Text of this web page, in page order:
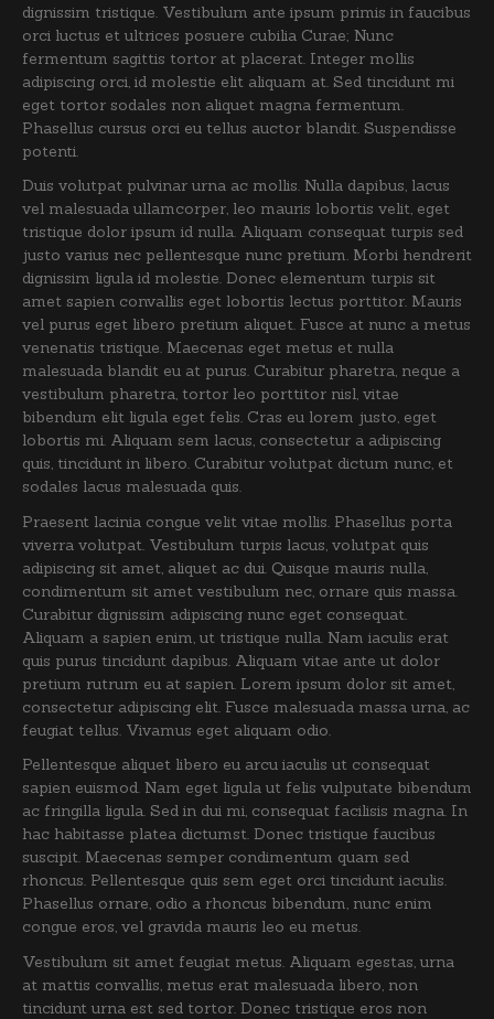
dignissim tristique. Vestibulum ante ipsum primis in faucibus
orci luctus et ultrices posuere cubilia Curae; Nunc
fermentum sagittis tortor at placerat. Integer mollis
adipiscing orci, id molestie elit aliquam at. Sed tincidunt mi
eget tortor sodales non aliquet magna fermentum.
Phasellus cursus orci eu tellus auctor blandit. Suspendisse
potenti.
Duis volutpat pulvinar urna ac mollis. Nulla dapibus, lacus
vel malesuada ullamcorper, leo mauris lobortis velit, eget
tristique dolor ipsum id nulla. Aliquam consequat turpis sed
justo varius nec pellentesque nunc pretium. Morbi hendrerit
dignissim ligula id molestie. Donec elementum turpis sit
amet sapien convallis eget lobortis lectus porttitor. Mauris
vel purus eget libero pretium aliquet. Fusce at nunc a metus
venenatis tristique. Maecenas eget metus et nulla
malesuada blandit eu at purus. Curabitur pharetra, neque a
vestibulum pharetra, tortor leo porttitor nisl, vitae
bibendum elit ligula eget felis. Cras eu lorem justo, eget
lobortis mi. Aliquam sem lacus, consectetur a adipiscing
quis, tincidunt in libero. Curabitur volutpat dictum nunc, et
sodales lacus malesuada quis.
Praesent lacinia congue velit vitae mollis. Phasellus porta
viverra volutpat. Vestibulum turpis lacus, volutpat quis
adipiscing sit amet, aliquet ac dui. Quisque mauris nulla,
condimentum sit amet vestibulum nec, ornare quis massa.
Curabitur dignissim adipiscing nunc eget consequat.
Aliquam a sapien enim, ut tristique nulla. Nam iaculis erat
quis purus tincidunt dapibus. Aliquam vitae ante ut dolor
pretium rutrum eu at sapien. Lorem ipsum dolor sit amet,
consectetur adipiscing elit. Fusce malesuada massa urna, ac
feugiat tellus. Vivamus eget aliquam odio.
Pellentesque aliquet libero eu arcu iaculis ut consequat
sapien euismod. Nam eget ligula ut felis vulputate bibendum
ac fringilla ligula. Sed in dui mi, consequat facilisis magna. In
hac habitasse platea dictumst. Donec tristique faucibus
suscipit. Maecenas semper condimentum quam sed
rhoncus. Pellentesque quis sem eget orci tincidunt iaculis.
Phasellus ornare, odio a rhoncus bibendum, nunc enim
congue eros, vel gravida mauris leo eu metus.
Vestibulum sit amet feugiat metus. Aliquam egestas, urna
at mattis convallis, metus erat malesuada libero, non
tincidunt urna est sed tortor. Donec tristique eros non